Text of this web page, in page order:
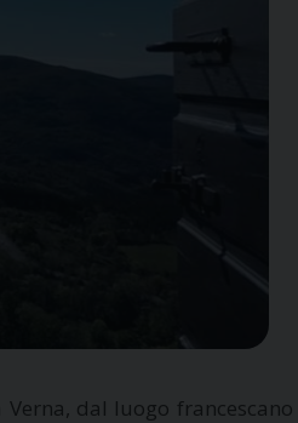
dal luogo